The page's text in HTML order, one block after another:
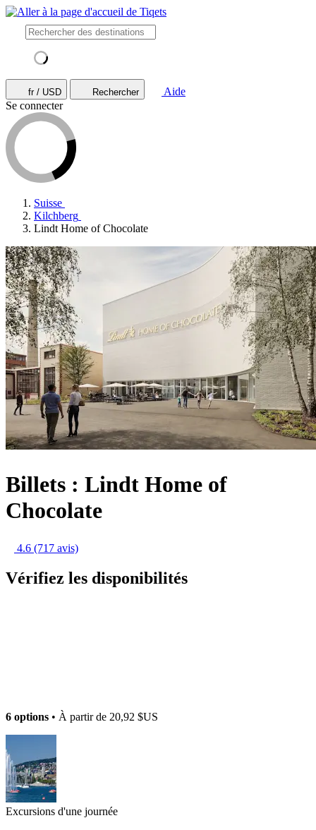
fr / USD Rechercher
Aide
Se connecter
Suisse
Kilchberg
Lindt Home of Chocolate
Billets : Lindt Home of
Chocolate
4.6 (717 avis)
Vérifiez les disponibilités
6 options • À partir de 20,92 $US
Excursions d'une journée